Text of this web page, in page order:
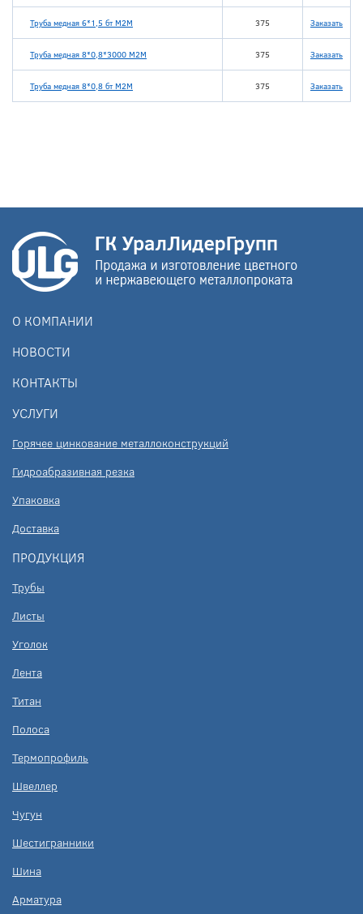
Труба медная 6*1,5 бт М2М 375 Заказать
Труба медная 8*0,8*3000 М2М 375 Заказать
Труба медная 8*0,8 бт М2М 375 Заказать
О КОМПАНИИ
НОВОСТИ
КОНТАКТЫ
УСЛУГИ
Горячее цинкование металлоконструкций
Гидроабразивная резка
Упаковка
Доставка
ПРОДУКЦИЯ
Трубы
Листы
Уголок
Лента
Титан
Полоса
Термопрофиль
Швеллер
Чугун
Шестигранники
Шина
Арматура